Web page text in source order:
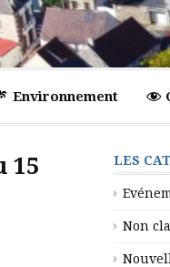
Environnement
15
LES
Non